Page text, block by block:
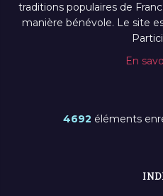
traditions populaires de
manière bénévole. Le site
En
4692 éléments